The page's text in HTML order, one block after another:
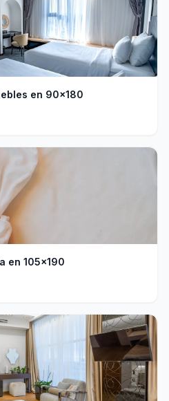
en 90x180
en 105x190